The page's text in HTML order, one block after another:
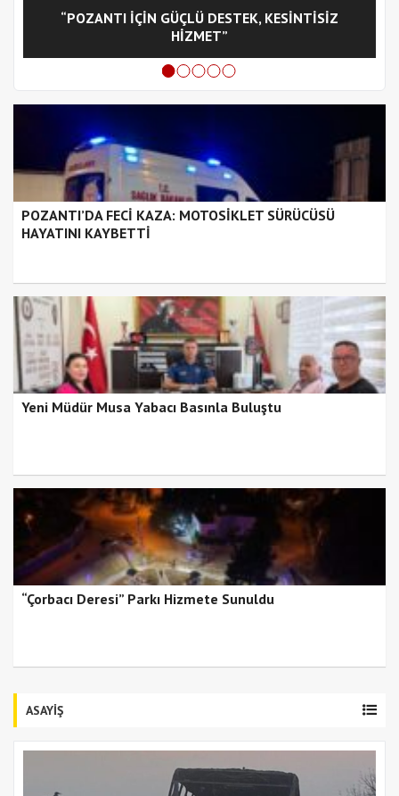
“POZANTI İÇİN GÜÇLÜ DESTEK, KESİNTİSİZ
HİZMET”
POZANTI’DA FECİ KAZA: MOTOSİKLET SÜRÜCÜSÜ
HAYATINI KAYBETTİ
Yeni Müdür Musa Yabacı Basınla Buluştu
“Çorbacı Deresi” Parkı Hizmete Sunuldu
ASAYİŞ